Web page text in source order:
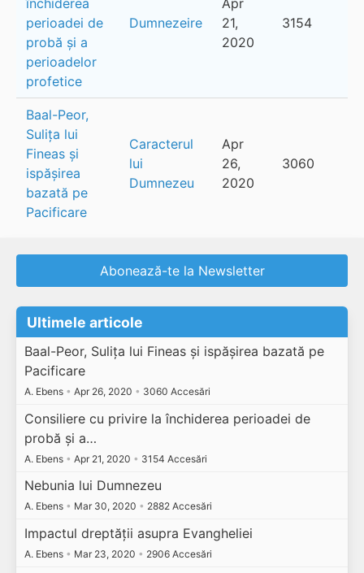
perioadei de
probă și a
perioadelor
profetice
Dumnezeire
21,
2020
3154
Baal-Peor,
Sulița lui
Fineas și
ispășirea
bazată pe
Pacificare
Caracterul
lui
Dumnezeu
Apr
26,
2020
3060
Abonează-te la Newsletter
Ultimele articole
Baal-Peor, Sulița lui Fineas și ispășirea bazată pe
Pacificare
A. Ebens • Apr 26, 2020 • 3060 Accesări
Consiliere cu privire la închiderea perioadei de
probă și a…
A. Ebens • Apr 21, 2020 • 3154 Accesări
Nebunia lui Dumnezeu
A. Ebens • Mar 30, 2020 • 2882 Accesări
Impactul dreptății asupra Evangheliei
A. Ebens • Mar 23, 2020 • 2906 Accesări